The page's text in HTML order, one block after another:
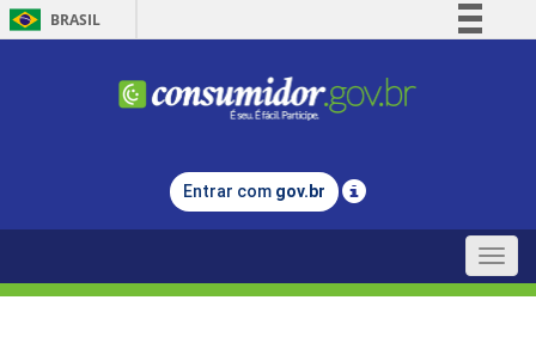
BRASIL
Comunica BR
Legislação
Entrar com gov.br
Toggle